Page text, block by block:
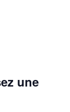
une